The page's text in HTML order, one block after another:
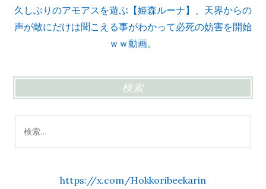
久しぶりのアモアスを遊ぶ【姫森ルーナ】、天界からの
声が敵にだけは聞こえる事がわかって必死の妨害を開始
ｗｗ動画。
検索
索:
https://x.com/Hokkoribeekarin